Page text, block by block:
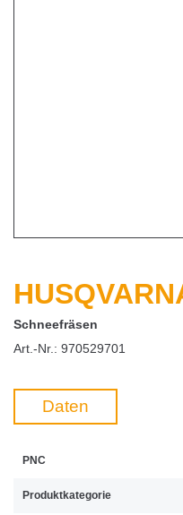
Schneefräsen
Art.-Nr.: 970529701
Daten
PNC
Produktkategorie